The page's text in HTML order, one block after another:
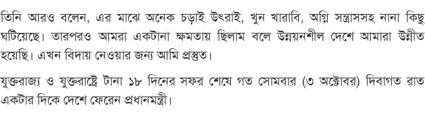
তিনি আরও বলেন, এর মাঝে অনেক চড়াই উৎরাই, খুন খারাবি, অগ্নি সন্ত্রাসসহ নানা কিছু
ঘটিয়েছে। তারপরও আমরা একটানা ক্ষমতায় ছিলাম বলে উন্নয়নশীল দেশে আমারা উন্নীত
হয়েছি। এখন বিদায় নেওয়ার জন্য আমি প্রস্তুত।
যুক্তরাজ্য ও যুক্তরাষ্ট্রে টানা ১৮ দিনের সফর শেষে গত সোমবার (৩ অক্টোবর) দিবাগত রাত
একটার দিকে দেশে ফেরেন প্রধানমন্ত্রী।